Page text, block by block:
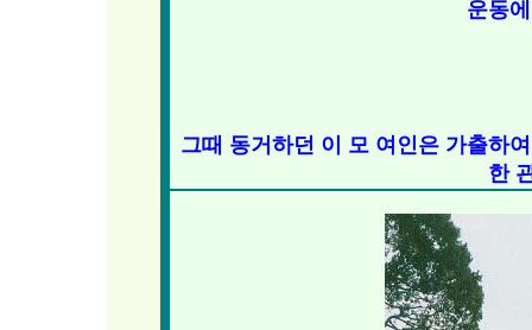
운동
그때 동거하던 이 모 여인은 가출하
한